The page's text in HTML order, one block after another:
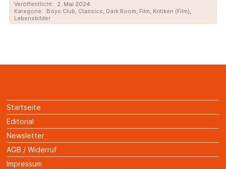
Veröffentlicht:
2. Mai 2024
Kategorie:
Boys Club, Classics, Dark Room, Film, Kritiken (Film),
Lebensbilder
Startseite
Editorial
Newsletter
AGB / Widerruf
Impressum